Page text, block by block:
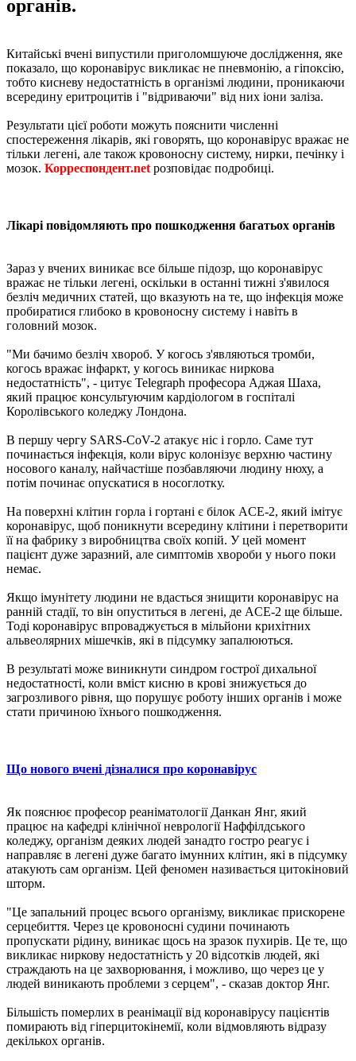
органів.
Китайські вчені випустили приголомшуюче дослідження, яке
показало, що коронавірус викликає не пневмонію, а гіпоксію,
тобто кисневу недостатність в організмі людини, проникаючи
всередину еритроцитів і "відриваючи" від них іони заліза.
Результати цієї роботи можуть пояснити численні
спостереження лікарів, які говорять, що коронавірус вражає не
тільки легені, але також кровоносну систему, нирки, печінку і
мозок. Корреспондент.net розповідає подробиці.
Лікарі повідомляють про пошкодження багатьох органів
Зараз у вчених виникає все більше підозр, що коронавірус
вражає не тільки легені, оскільки в останні тижні з'явилося
безліч медичних статей, що вказують на те, що інфекція може
пробиратися глибоко в кровоносну систему і навіть в
головний мозок.
"Ми бачимо безліч хвороб. У когось з'являються тромби,
когось вражає інфаркт, у когось виникає ниркова
недостатність", - цитує Telegraph професора Аджая Шаха,
який працює консультуючим кардіологом в госпіталі
Королівського коледжу Лондона.
В першу чергу SARS-CoV-2 атакує ніс і горло. Саме тут
починається інфекція, коли вірус колонізує верхню частину
носового каналу, найчастіше позбавляючи людину нюху, а
потім починає опускатися в носоглотку.
На поверхні клітин горла і гортані є білок ACE-2, який імітує
коронавірус, щоб поникнути всередину клітини і перетворити
її на фабрику з виробництва своїх копій. У цей момент
пацієнт дуже заразний, але симптомів хвороби у нього поки
немає.
Якщо імунітету людини не вдасться знищити коронавірус на
ранній стадії, то він опуститься в легені, де ACE-2 ще більше.
Тоді коронавірус впроваджується в мільйони крихітних
альвеолярних мішечків, які в підсумку запалюються.
В результаті може виникнути синдром гострої дихальної
недостатності, коли вміст кисню в крові знижується до
загрозливого рівня, що порушує роботу інших органів і може
стати причиною їхнього пошкодження.
Що нового вчені дізналися про коронавірус
Як пояснює професор реаніматології Данкан Янг, який
працює на кафедрі клінічної неврології Наффілдського
коледжу, організм деяких людей занадто гостро реагує і
направляє в легені дуже багато імунних клітин, які в підсумку
атакують сам організм. Цей феномен називається цитокіновий
шторм.
"Це запальний процес всього організму, викликає прискорене
серцебиття. Через це кровоносні судини починають
пропускати рідину, виникає щось на зразок пухирів. Це те, що
викликає ниркову недостатність у 20 відсотків людей, які
страждають на це захворювання, і можливо, що через це у
людей виникають проблеми з серцем", - сказав доктор Янг.
Більшість померлих в реанімації від коронавірусу пацієнтів
помирають від гіперцитокінемії, коли відмовляють відразу
декількох органів.